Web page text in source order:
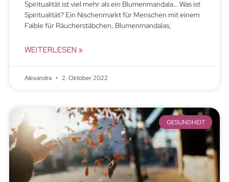
Spiritualität ist viel mehr als ein Blumenmandala… Was ist
Spiritualität? Ein Nischenmarkt für Menschen mit einem
Faible für Räucherstäbchen, Blumenmandalas,
WEITERLESEN »
Alexandra 2. Oktober 2022
GESUNDHEIT